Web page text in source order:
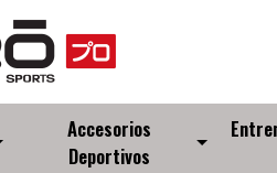
Accesorios
Deportivos